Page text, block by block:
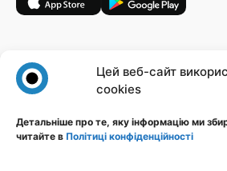
Цей веб-сайт
cookies
Детальніше про те, яку інформацію ми
читайте в Політиці конфіденційності
sales@novatalks.com.ua
Форма зворотного зв'язку
Правова інформація